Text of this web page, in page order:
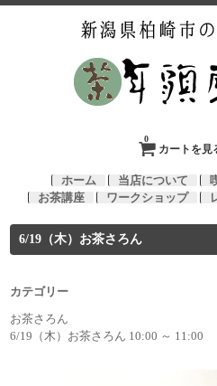
カートを見
0
ホーム 当店について
お茶講座
ワークショップ
6/19（木）お茶さろん
カテゴリー
お茶さろん
6/19（木）お茶さろん 10:00 ～ 11:00